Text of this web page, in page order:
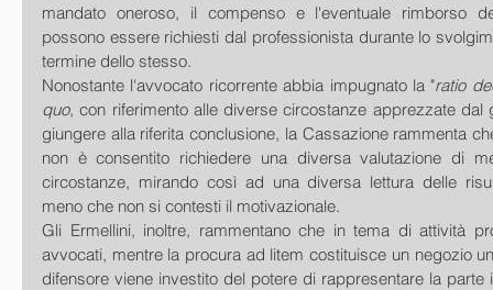
mandato oneroso, il compenso e l'eventuale rimborso
possono essere richiesti dal professionista durante lo
termine dello stesso.
Nonostante l'avvocato ricorrente abbia impugnato la "ratio
quo, con riferimento alle diverse circostanze apprezzate dal
giungere alla riferita conclusione, la Cassazione rammenta
non è consentito richiedere una diversa valutazione di
circostanze, mirando così ad una diversa lettura delle
meno che non si contesti il motivazionale.
Gli Ermellini, inoltre, rammentano che in tema di attività
avvocati, mentre la procura ad litem costituisce un negozio
difensore viene investito del potere di rappresentare la parte